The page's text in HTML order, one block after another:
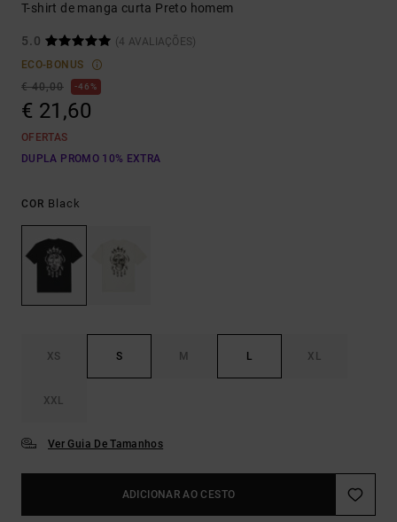
T-shirt de manga curta Preto homem
5.0
(4 AVALIAÇÕES)
ECO-BONUS
€ 40,00
46%
€ 21,60
OFERTAS
DUPLA PROMO 10% EXTRA
COR Black
XS S M L XL
XXL
Ver Guia De Tamanhos
ADICIONAR AO CESTO